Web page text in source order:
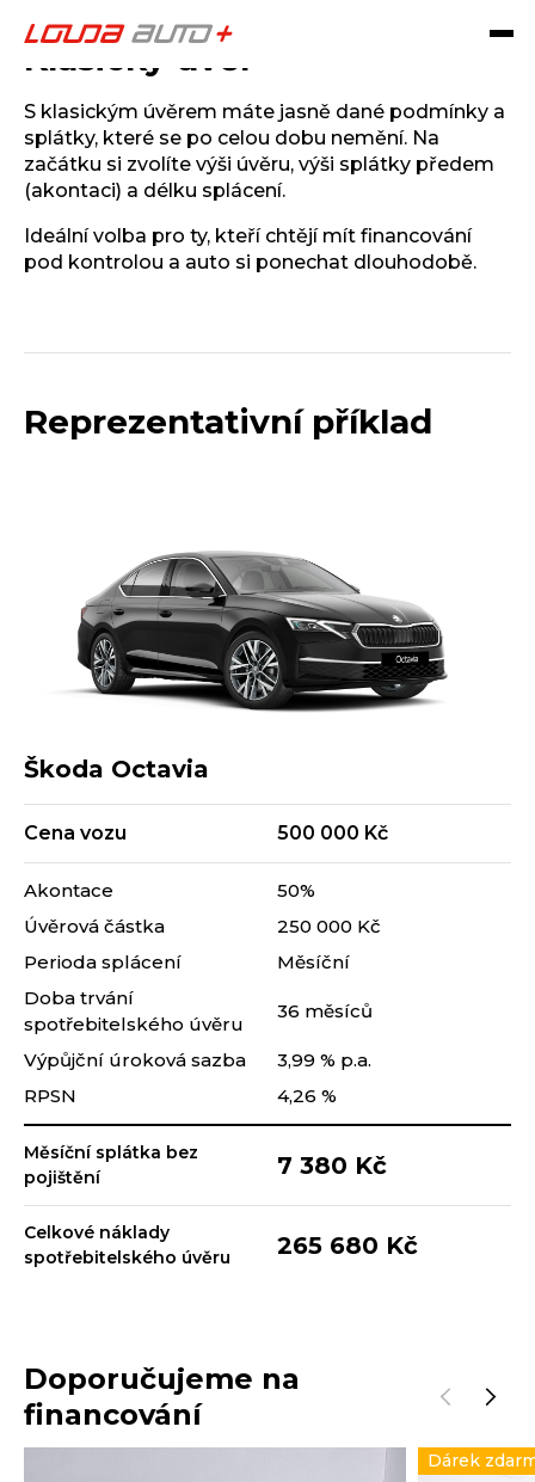
Klasický úvěr
S klasickým úvěrem máte jasně dané podmínky a
splátky, které se po celou dobu nemění. Na
začátku si zvolíte výši úvěru, výši splátky předem
(akontaci) a délku splácení.
Ideální volba pro ty, kteří chtějí mít financování
pod kontrolou a auto si ponechat dlouhodobě.
Reprezentativní příklad
Škoda Octavia
Cena vozu 500 000 Kč
Akontace
50%
Úvěrová částka
250 000 Kč
Perioda splácení
Měsíční
Doba trvání
spotřebitelského úvěru
36 měsíců
Výpůjční úroková sazba
3,99 % p.a.
RPSN
4,26 %
Měsíční splátka bez
pojištění
7 380 Kč
Celkové náklady
spotřebitelského úvěru
265 680 Kč
Doporučujeme na
financování
Dárek